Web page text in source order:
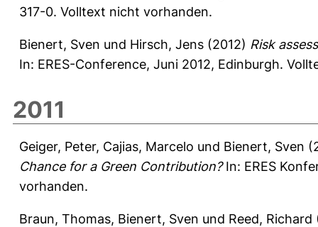
317-0. Volltext nicht vorhanden.
Bienert, Sven und Hirsch, Jens (2012) Risk
In: ERES-Conference, Juni 2012, Edinburgh.
2011
Geiger, Peter, Cajias, Marcelo und Bienert, Sven
Chance for a Green Contribution?In: ERES
vorhanden.
Braun, Thomas, Bienert, Sven und Reed, Richard